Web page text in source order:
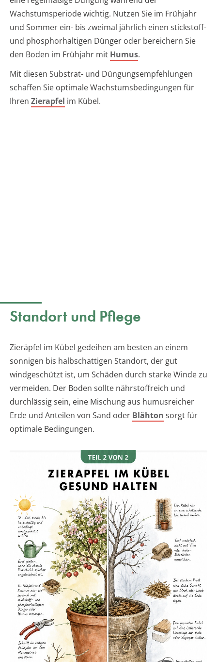
Wachstumsperiode wichtig. Nutzen Sie im Frühjahr
und Sommer ein- bis zweimal jährlich einen stickstoff-
und phosphorhaltigen Dünger oder bereichern Sie
den Boden im Frühjahr mit Humus.
Mit diesen Substrat- und Düngungsempfehlungen
schaffen Sie optimale Wachstumsbedingungen für
Ihren Zierapfel im Kübel.
Standort und Pflege
Zieräpfel im Kübel gedeihen am besten an einem
sonnigen bis halbschattigen Standort, der gut
windgeschützt ist, um Schäden durch starke Winde zu
vermeiden. Der Boden sollte nährstoffreich und
durchlässig sein, eine Mischung aus humusreicher
Erde und Anteilen von Sand oder Blähton sorgt für
optimale Bedingungen.